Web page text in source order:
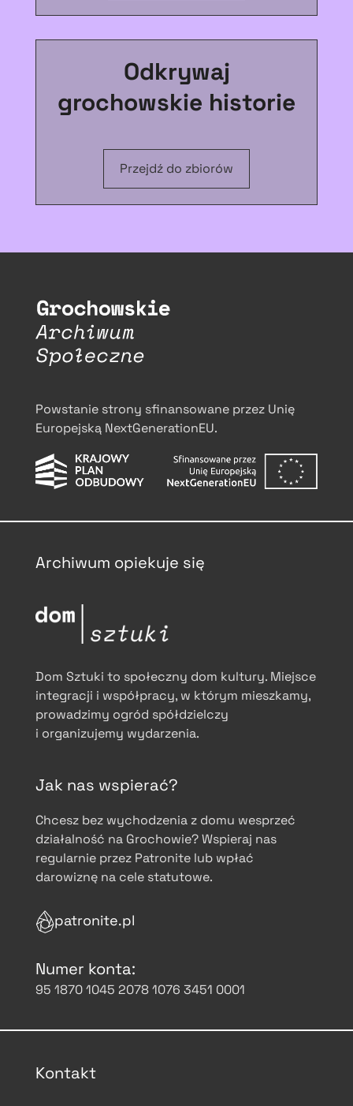
Odkrywaj
grochowskie historie
Przejdź do zbiorów
Powstanie strony sfinansowane przez Unię
Europejską NextGenerationEU.
Archiwum opiekuje się
Dom Sztuki to społeczny dom kultury. Miejsce
integracji i współpracy, w którym mieszkamy,
prowadzimy ogród spółdzielczy
i organizujemy wydarzenia.
Jak nas wspierać?
Chcesz bez wychodzenia z domu wesprzeć
działalność na Grochowie? Wspieraj nas
regularnie przez Patronite lub wpłać
darowiznę na cele statutowe.
patronite.pl
Numer konta:
95 1870 1045 2078 1076 3451 0001
Kontakt